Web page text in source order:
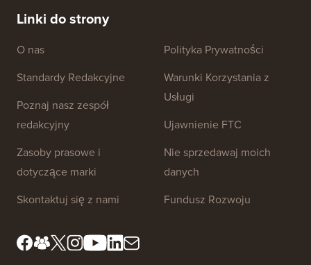
Linki do strony
O nas
redakcyjny
Polityka Prywatności
Usługi